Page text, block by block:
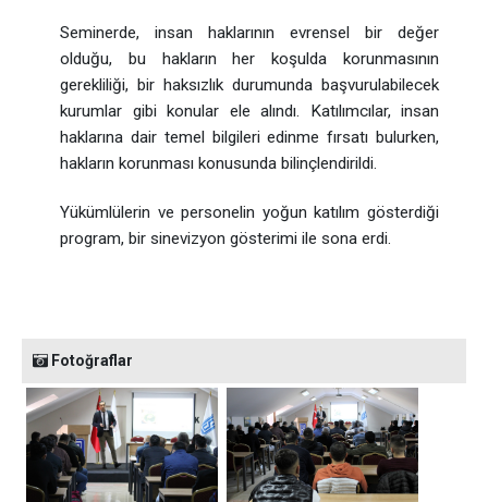
Seminerde, insan haklarının evrensel bir değer
olduğu, bu hakların her koşulda korunmasının
gerekliliği, bir haksızlık durumunda başvurulabilecek
kurumlar gibi konular ele alındı. Katılımcılar, insan
haklarına dair temel bilgileri edinme fırsatı bulurken,
hakların korunması konusunda bilinçlendirildi.
Yükümlülerin ve personelin yoğun katılım gösterdiği
program, bir sinevizyon gösterimi ile sona erdi.
Fotoğraflar